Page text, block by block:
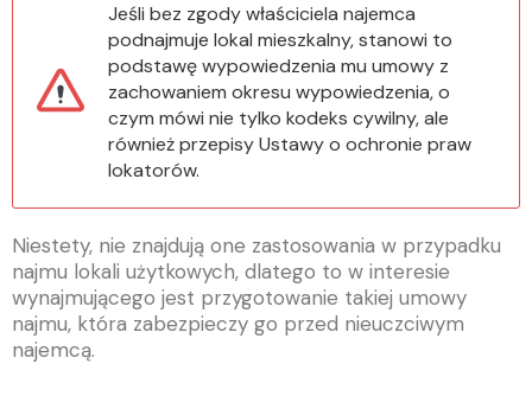
Jeśli bez zgody właściciela najemca
podnajmuje lokal mieszkalny, stanowi to
podstawę wypowiedzenia mu umowy z
zachowaniem okresu wypowiedzenia, o
czym mówi nie tylko kodeks cywilny, ale
również przepisy Ustawy o ochronie praw
lokatorów.
Niestety, nie znajdują one zastosowania w przypadku
najmu lokali użytkowych, dlatego to w interesie
wynajmującego jest przygotowanie takiej umowy
najmu, która zabezpieczy go przed nieuczciwym
najemcą.